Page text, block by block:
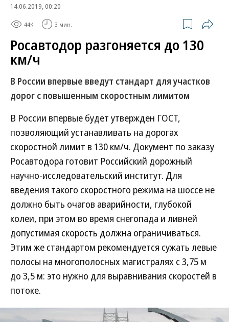
14.06.2019, 00:20
44K 3 мин.
Росавтодор разгоняется до 130
км/ч
В России впервые введут стандарт для участков
дорог с повышенным скоростным лимитом
В России впервые будет утвержден ГОСТ,
позволяющий устанавливать на дорогах
скоростной лимит в 130 км/ч. Документ по заказу
Росавтодора готовит Российский дорожный
научно-исследовательский институт. Для
введения такого скоростного режима на шоссе не
должно быть очагов аварийности, глубокой
колеи, при этом во время снегопада и ливней
допустимая скорость должна ограничиваться.
Этим же стандартом рекомендуется сужать левые
полосы на многополосных магистралях с 3,75 м
до 3,5 м: это нужно для выравнивания скоростей в
потоке.